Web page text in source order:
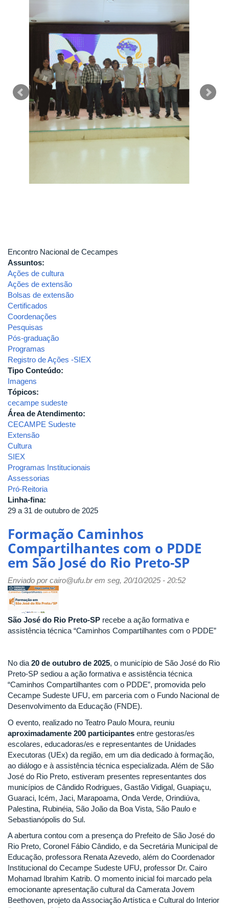
Cecampes
Encontro Nacional de Cecampes
Assuntos:
Ações de cultura
Ações de extensão
Bolsas de extensão
Certificados
Coordenações
Pesquisas
Pós-graduação
Programas
Registro de Ações -SIEX
Tipo Conteúdo:
Imagens
Tópicos:
cecampe sudeste
Área de Atendimento:
CECAMPE Sudeste
Extensão
Cultura
SIEX
Programas Institucionais
Assessorias
Pró-Reitoria
Linha-fina:
29 a 31 de outubro de 2025
Formação Caminhos
Compartilhantes com o PDDE
em São José do Rio Preto-SP
Enviado porcairo@ufu.brem seg, 20/10/2025 - 20:52
São José do Rio Preto-SP recebe a ação formativa e
assistência técnica “Caminhos Compartilhantes com o PDDE”
No dia 20 de outubro de 2025, o município de São José do Rio
Preto-SP sediou a ação formativa e assistência técnica
“Caminhos Compartilhantes com o PDDE”, promovida pelo
Cecampe Sudeste UFU, em parceria com o Fundo Nacional de
Desenvolvimento da Educação (FNDE).
O evento, realizado no Teatro Paulo Moura, reuniu
aproximadamente 200 participantes entre gestoras/es
escolares, educadoras/es e representantes de Unidades
Executoras (UEx) da região, em um dia dedicado à formação,
ao diálogo e à assistência técnica especializada. Além de São
José do Rio Preto, estiveram presentes representantes dos
municípios de Cândido Rodrigues, Gastão Vidigal, Guapiaçu,
Guaraci, Icém, Jaci, Marapoama, Onda Verde, Orindiúva,
Palestina, Rubinéia, São João da Boa Vista, São Paulo e
Sebastianópolis do Sul.
A abertura contou com a presença do Prefeito de São José do
Rio Preto, Coronel Fábio Cândido, e da Secretária Municipal de
Educação, professora Renata Azevedo, além do Coordenador
Institucional do Cecampe Sudeste UFU, professor Dr. Cairo
Mohamad Ibrahim Katrib. O momento inicial foi marcado pela
emocionante apresentação cultural da Camerata Jovem
Beethoven, projeto da Associação Artística e Cultural do Interior